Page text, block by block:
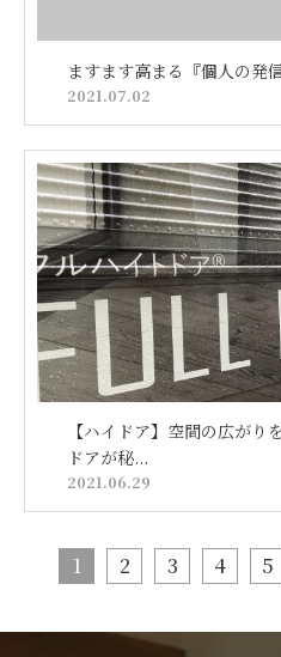
ますます高まる『個人の発
2021.07.02
【ハイドア】空間の広がり
ドアが秘...
2021.06.29
1 2 3 4 5